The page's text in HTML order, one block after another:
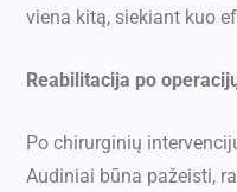
viena kitą, siekiant kuo
Reabilitacija po
Po chirurginių
Audiniai būna pažeisti,